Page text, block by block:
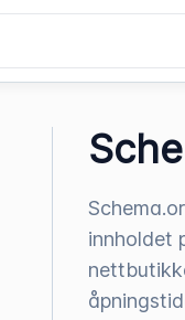
innholdet